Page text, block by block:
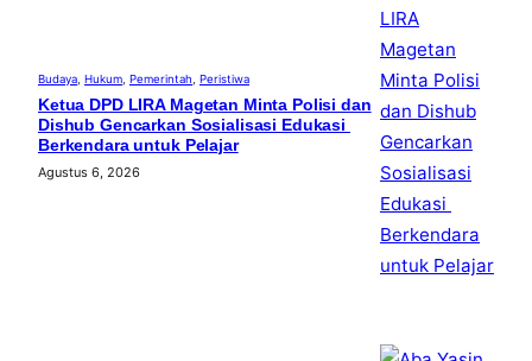
Budaya Hukum Pemerintah Peristiwa
Ketua DPD LIRA Magetan Minta Polisi dan
Dishub Gencarkan Sosialisasi Edukasi
Berkendara untuk Pelajar
Agustus 6, 2026